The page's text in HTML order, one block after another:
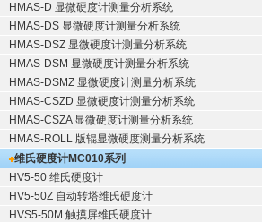
HMAS-D 显微硬度计测量分析系统
HMAS-DS 显微硬度计测量分析系统
HMAS-DSZ 显微硬度计测量分析系统
HMAS-DSM 显微硬度计测量分析系统
HMAS-DSMZ 显微硬度计测量分析系统
HMAS-CSZD 显微硬度计测量分析系统
HMAS-CSZA 显微硬度计测量分析系统
HMAS-ROLL 版辊显微硬度测量分析系统
维氏硬度计MC010系列
HV5-50 维氏硬度计
HV5-50Z 自动转塔维氏硬度计
HVS5-50M 触摸屏维氏硬度计